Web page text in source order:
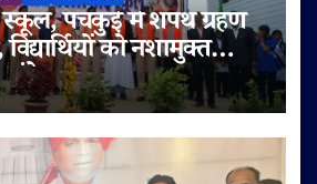
स्कूल, पंचकुई में शपथ ग्रहण
को नशामुक्त
संदेश